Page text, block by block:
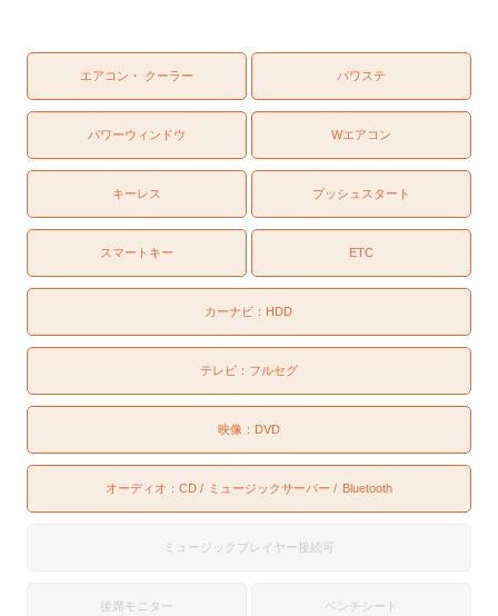
エアコン・ クーラー パワステ
パワーウィンドウ Wエアコン
キーレス プッシュスタート
スマートキー ETC
カーナビ： HDD
テレビ： フルセグ
映像： DVD
オーディオ：CD ミュージックサーバー Bluetooth
ミュージックプレイヤー接続可
後席モニター ベンチシート